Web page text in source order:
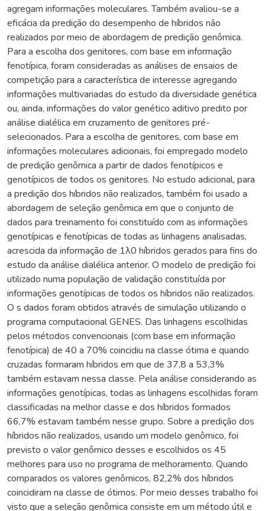
agregam informações moleculares. Também avaliou-se a
eficácia da predição do desempenho de híbridos não
realizados por meio de abordagem de predição genômica.
Para a escolha dos genitores, com base em informação
fenotípica, foram consideradas as análises de ensaios de
competição para a característica de interesse agregando
informações multivariadas do estudo da diversidade genética
ou, ainda, informações do valor genético aditivo predito por
análise dialélica em cruzamento de genitores pré-
selecionados. Para a escolha de genitores, com base em
informações moleculares adicionais, foi empregado modelo
de predição genômica a partir de dados fenotípicos e
genotípicos de todos os genitores. No estudo adicional, para
a predição dos híbridos não realizados, também foi usado a
abordagem de seleção genômica em que o conjunto de
dados para treinamento foi constituído com as informações
genotípicas e fenotípicas de todas as linhagens analisadas,
acrescida da informação de 1λ0 híbridos gerados para fins do
estudo da análise dialélica anterior. O modelo de predição foi
utilizado numa população de validação constituída por
informações genotípicas de todos os híbridos não realizados.
O s dados foram obtidos através de simulação utilizando o
programa computacional GENES. Das linhagens escolhidas
pelos métodos convencionais (com base em informação
fenotípica) de 40 a 70% coincidiu na classe ótima e quando
cruzadas formaram híbridos em que de 37,8 a 53,3%
também estavam nessa classe. Pela análise considerando as
informações genotípicas, todas as linhagens escolhidas foram
classificadas na melhor classe e dos híbridos formados
66,7% estavam também nesse grupo. Sobre a predição dos
híbridos não realizados, usando um modelo genômico, foi
previsto o valor genômico desses e escolhidos os 45
melhores para uso no programa de melhoramento. Quando
comparados os valores genômicos, 82,2% dos híbridos
coincidiram na classe de ótimos. Por meio desses trabalho foi
visto que a seleção genômica consiste em um método útil e